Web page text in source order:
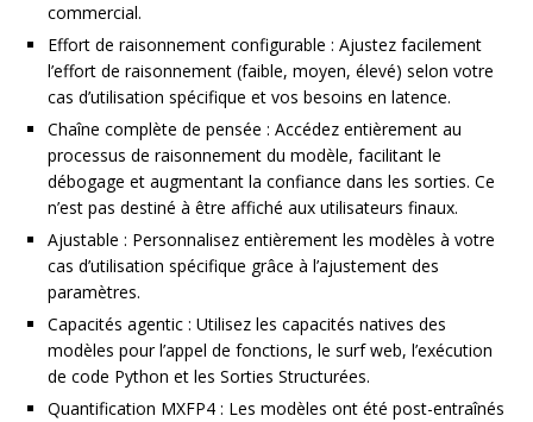
commercial.
Effort de raisonnement configurable : Ajustez facilement
l’effort de raisonnement (faible, moyen, élevé) selon votre
cas d’utilisation spécifique et vos besoins en latence.
Chaîne complète de pensée : Accédez entièrement au
processus de raisonnement du modèle, facilitant le
débogage et augmentant la confiance dans les sorties. Ce
n’est pas destiné à être affiché aux utilisateurs finaux.
Ajustable : Personnalisez entièrement les modèles à votre
cas d’utilisation spécifique grâce à l’ajustement des
paramètres.
Capacités agentic : Utilisez les capacités natives des
modèles pour l’appel de fonctions, le surf web, l’exécution
de code Python et les Sorties Structurées.
Quantification MXFP4 : Les modèles ont été post-entraînés